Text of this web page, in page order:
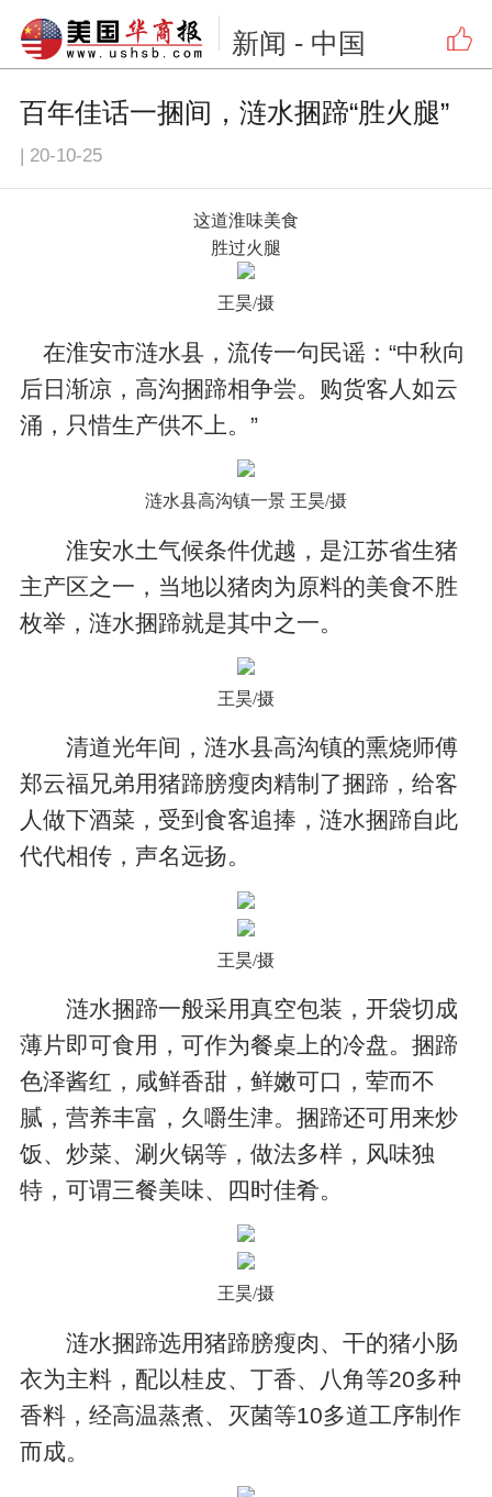
新闻 - 中国
百年佳话一捆间，涟水捆蹄“胜火腿”
| 20-10-25
这道淮味美食
胜过火腿
王昊/摄
在淮安市涟水县，流传一句民谣：“中秋向
后日渐凉，高沟捆蹄相争尝。购货客人如云
涌，只惜生产供不上。”
涟水县高沟镇一景 王昊/摄
淮安水土气候条件优越，是江苏省生猪
主产区之一，当地以猪肉为原料的美食不胜
枚举，涟水捆蹄就是其中之一。
王昊/摄
清道光年间，涟水县高沟镇的熏烧师傅
郑云福兄弟用猪蹄膀瘦肉精制了捆蹄，给客
人做下酒菜，受到食客追捧，涟水捆蹄自此
代代相传，声名远扬。
王昊/摄
涟水捆蹄一般采用真空包装，开袋切成
薄片即可食用，可作为餐桌上的冷盘。捆蹄
色泽酱红，咸鲜香甜，鲜嫩可口，荤而不
腻，营养丰富，久嚼生津。捆蹄还可用来炒
饭、炒菜、涮火锅等，做法多样，风味独
特，可谓三餐美味、四时佳肴。
王昊/摄
涟水捆蹄选用猪蹄膀瘦肉、干的猪小肠
衣为主料，配以桂皮、丁香、八角等20多种
香料，经高温蒸煮、灭菌等10多道工序制作
而成。